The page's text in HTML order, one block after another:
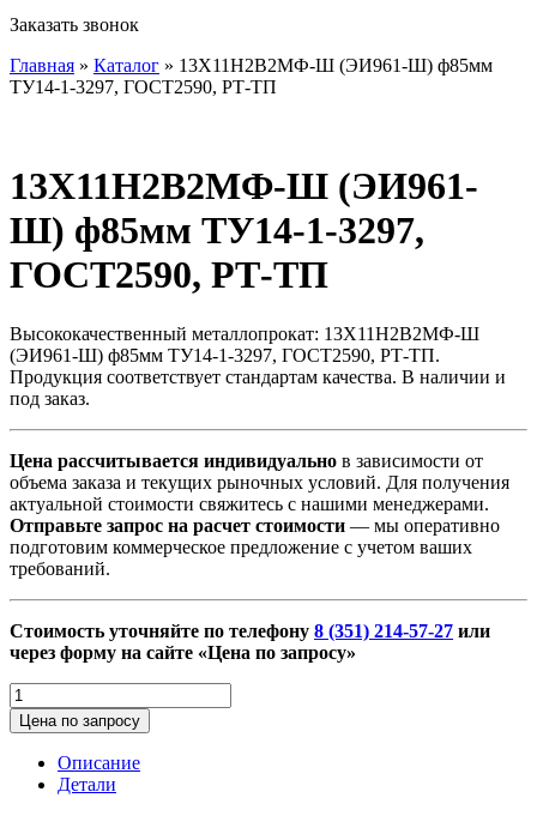
Заказать звонок
Главная » Каталог » 13Х11Н2В2МФ-Ш (ЭИ961-Ш) ф85мм
ТУ14-1-3297, ГОСТ2590, РТ-ТП
13Х11Н2В2МФ-Ш (ЭИ961-
Ш) ф85мм ТУ14-1-3297,
ГОСТ2590, РТ-ТП
Высококачественный металлопрокат: 13Х11Н2В2МФ-Ш
(ЭИ961-Ш) ф85мм ТУ14-1-3297, ГОСТ2590, РТ-ТП.
Продукция соответствует стандартам качества. В наличии и
под заказ.
Цена рассчитывается индивидуально в зависимости от
объема заказа и текущих рыночных условий. Для получения
актуальной стоимости свяжитесь с нашими менеджерами.
Отправьте запрос на расчет стоимости — мы оперативно
подготовим коммерческое предложение с учетом ваших
требований.
Стоимость уточняйте по телефону 8 (351) 214-57-27 или
через форму на сайте «Цена по запросу»
Количество
товара
13Х11Н2В2МФ-
(ЭИ961-
Цена по запросу
Описание
Детали